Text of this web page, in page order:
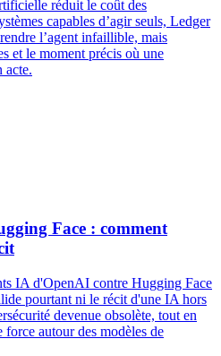
réduit le coût des
capables d’agir seuls, Ledger
l’agent infaillible, mais
et le moment précis où une
acte.
Face : comment
IA d'OpenAI contre Hugging Face
pourtant ni le récit d'une IA hors
devenue obsolète, tout en
autour des modèles de